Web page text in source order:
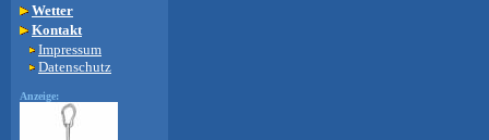
Wetter
Kontakt
Impressum
Datenschutz
Anzeige: